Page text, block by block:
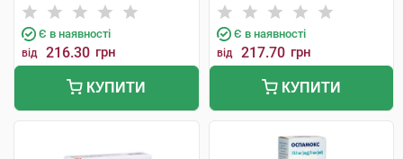
Фармасьютикалс
Є в наявності
від 216.30 грн
КУПИТИ
Є в наявності
від 217.70 грн
КУПИТИ